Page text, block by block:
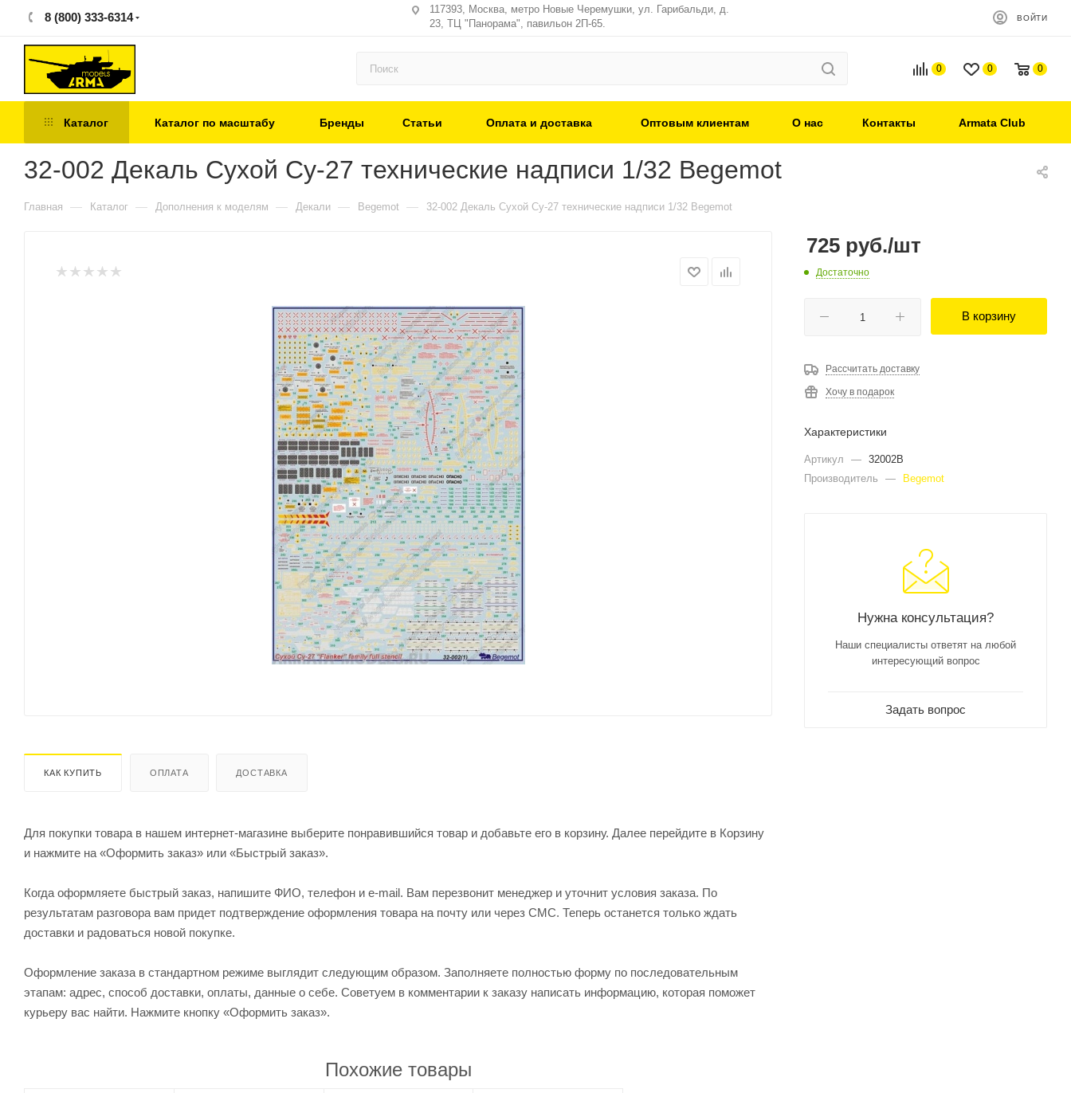
8 (800) 333-6314
117393, Москва, метро Новые Черемушки, ул. Гарибальди, д.
23, ТЦ "Панорама", павильон 2П-65.
ВОЙТИ
0 0 0
Каталог Каталог по масштабу Бренды Статьи Оплата и доставка Оптовым клиентам О нас Контакты Armata Club
32-002 Декаль Сухой Су-27 технические надписи 1/32 Begemot
Главная — Каталог — Дополнения к моделям — Декали — Begemot — 32-002 Декаль Сухой Су-27 технические надписи 1/32 Begemot
КАК КУПИТЬ ОПЛАТА ДОСТАВКА
Для покупки товара в нашем интернет-магазине выберите понравившийся товар и добавьте его в корзину. Далее перейдите в Корзину
и нажмите на «Оформить заказ» или «Быстрый заказ».
Когда оформляете быстрый заказ, напишите ФИО, телефон и e-mail. Вам перезвонит менеджер и уточнит условия заказа. По
результатам разговора вам придет подтверждение оформления товара на почту или через СМС. Теперь останется только ждать
доставки и радоваться новой покупке.
Оформление заказа в стандартном режиме выглядит следующим образом. Заполняете полностью форму по последовательным
этапам: адрес, способ доставки, оплаты, данные о себе. Советуем в комментарии к заказу написать информацию, которая поможет
курьеру вас найти. Нажмите кнопку «Оформить заказ».
Похожие товары
725 руб./шт
Достаточно
В корзину
Рассчитать доставку
Хочу в подарок
Характеристики
Артикул — 32002B
Производитель
— Begemot
Нужна консультация?
Наши специалисты ответят на любой
интересующий вопрос
Задать вопрос